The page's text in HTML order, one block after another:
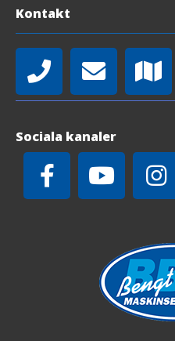
Kontakt
Sociala kanaler